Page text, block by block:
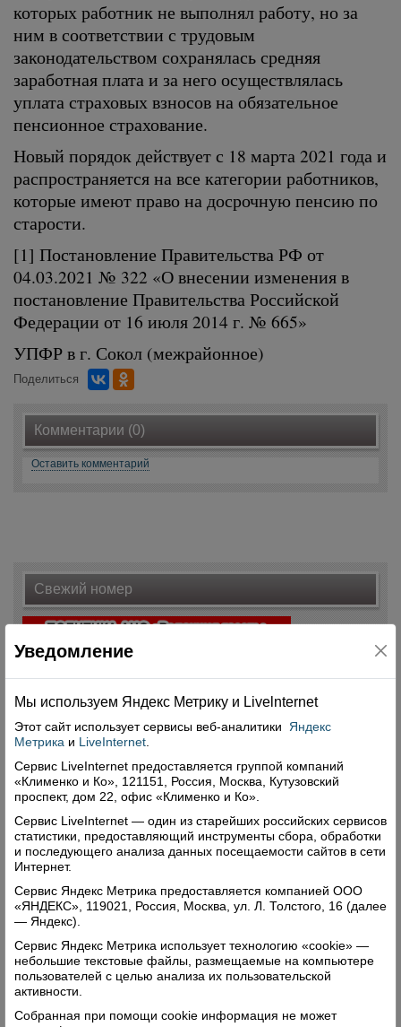
которых работник не выполнял работу, но за
ним в соответствии с трудовым
законодательством сохранялась средняя
заработная плата и за него осуществлялась
уплата страховых взносов на обязательное
пенсионное страхование.
Новый порядок действует с 18 марта 2021 года и
распространяется на все категории работников,
которые имеют право на досрочную пенсию по
старости.
[1] Постановление Правительства РФ от
04.03.2021 № 322 «О внесении изменения в
постановление Правительства Российской
Федерации от 16 июля 2014 г. № 665»
УПФР в г. Сокол (межрайонное)
Поделиться
Комментарии (0)
Оставить комментарий
Свежий номер
Уведомление
Мы используем Яндекс Метрику и Livelnternet
Этот сайт использует сервисы веб-аналитики
Яндекс
Метрика и LiveInternet
Сервис LiveInternet предоставляется группой компаний
«Клименко и Ко», 121151, Россия, Москва, Кутузовский
проспект, дом 22, офис «Клименко и Ко».
Сервис LiveInternet — один из старейших российских сервисов
статистики, предоставляющий инструменты сбора, обработки
и последующего анализа данных посещаемости сайтов в сети
Интернет.
Сервис Яндекс Метрика предоставляется компанией ООО
«ЯНДЕКС», 119021, Россия, Москва, ул. Л. Толстого, 16 (далее
— Яндекс).
Сервис Яндекс Метрика использует технологию «cookie» —
небольшие текстовые файлы, размещаемые на компьютере
пользователей с целью анализа их пользовательской
активности.
Собранная при помощи cookie информация не может